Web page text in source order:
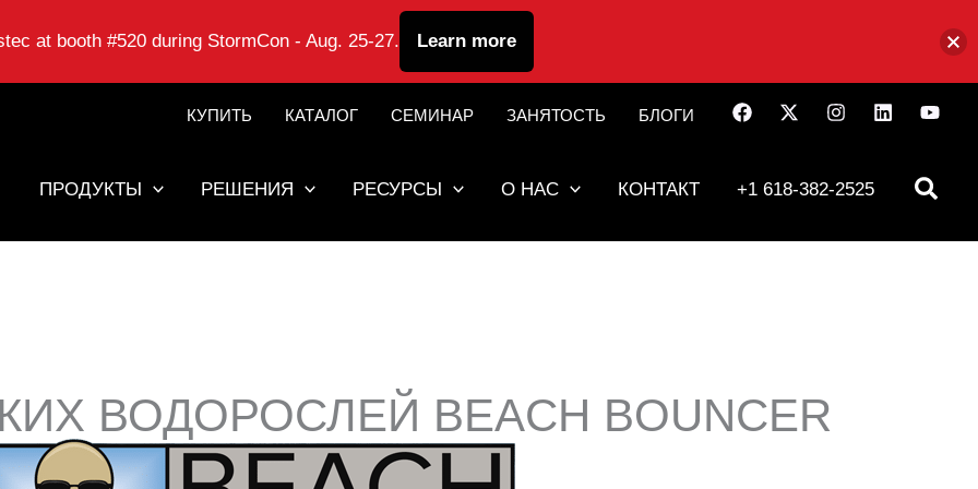
КУПИТЬ КАТАЛОГ СЕМИНАР ЗАНЯТОСТЬ БЛОГИ
ПРОДУКТЫ РЕШЕНИЯ РЕСУРСЫ О НАС КОНТАКТ +1 618-382-2525
ВОДОРОСЛЕЙ BEACH BOUNCER
at booth #520 during StormCon - Aug. 25-27. Learn more